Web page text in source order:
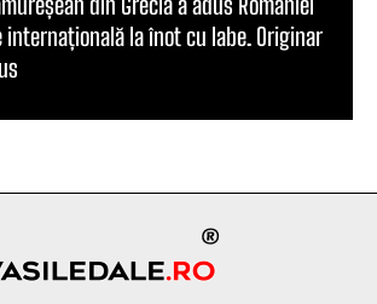
internațională la înot cu labe. Originar